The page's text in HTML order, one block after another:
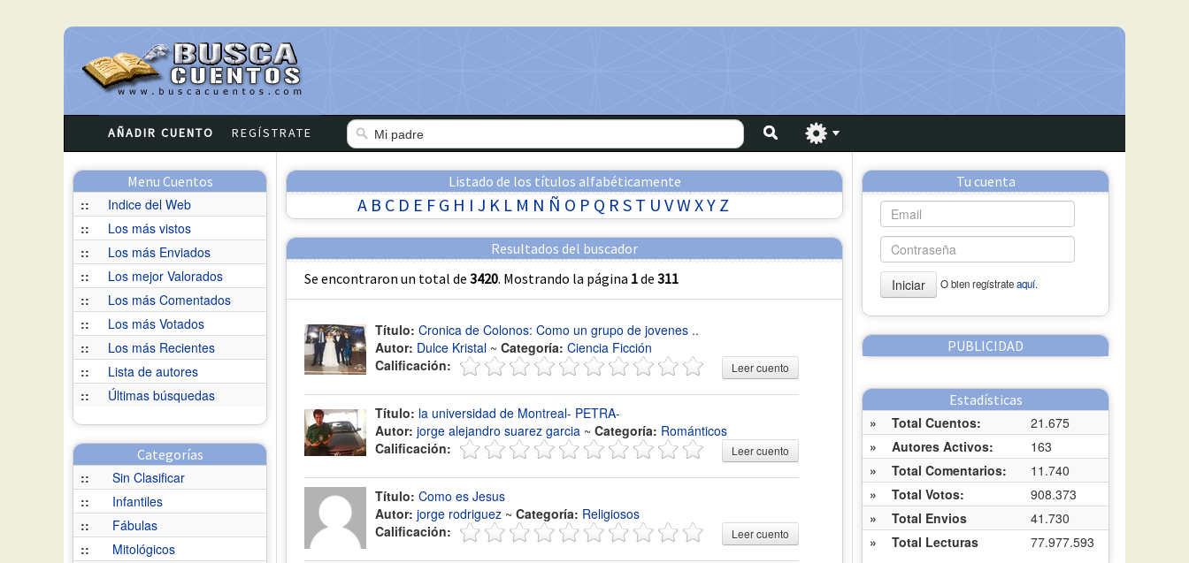
AÑADIR CUENTO REGÍSTRATE
Menu Cuentos
::
Indice del Web
::
Los más vistos
::
Los más Enviados
::
Los mejor Valorados
::
Los más Comentados
::
Los más Votados
::
Los más Recientes
::
Lista de autores
::
Últimas búsquedas
Categorías
::
Sin Clasificar
::
Infantiles
::
Fábulas
::
Mitológicos
Listado de los títulos alfabéticamente
A B C D E F G H I J K L M N Ñ O P Q R S T U VWXY Z
Resultados del buscador
Se encontraron un total de 3420. Mostrando la página 1de 311
Título: Cronica de Colonos: Como un grupo de jovenes ..
Autor: Dulce Kristal ~ Categoría: Ciencia Ficción
Calificación:
Leer cuento
Título: la universidad de Montreal- PETRA-
Autor: jorge alejandro suarez garcia ~ Categoría: Románticos
Calificación:
Leer cuento
Título: Como es Jesus
Autor: jorge rodriguez ~ Categoría: Religiosos
Calificación:
Leer cuento
Tu cuenta
Iniciar O bien regístrateaquí.
PUBLICIDAD
Estadísticas
»
Total Cuentos:
21.675
»
Autores Activos:
163
»
Total Comentarios:
11.740
»
Total Votos:
908.373
»
Total Envios
41.730
»
Total Lecturas 77.977.593